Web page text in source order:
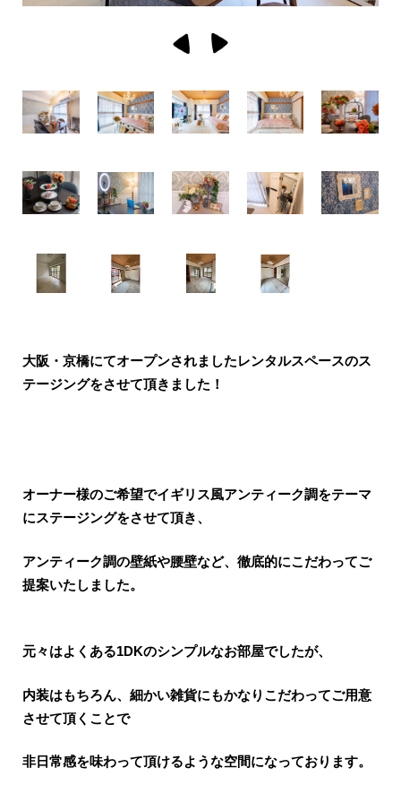
大阪・京橋にてオープンされましたレンタルスペースのス
テージングをさせて頂きました！
オーナー様のご希望でイギリス風アンティーク調をテーマ
にステージングをさせて頂き、
アンティーク調の壁紙や腰壁など、徹底的にこだわってご
提案いたしました。
元々はよくある1DKのシンプルなお部屋でしたが、
内装はもちろん、細かい雑貨にもかなりこだわってご用意
させて頂くことで
非日常感を味わって頂けるような空間になっております。